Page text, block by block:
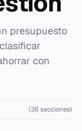
presupuesto
con
(36 secciones)